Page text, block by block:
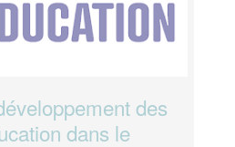
des
dans le